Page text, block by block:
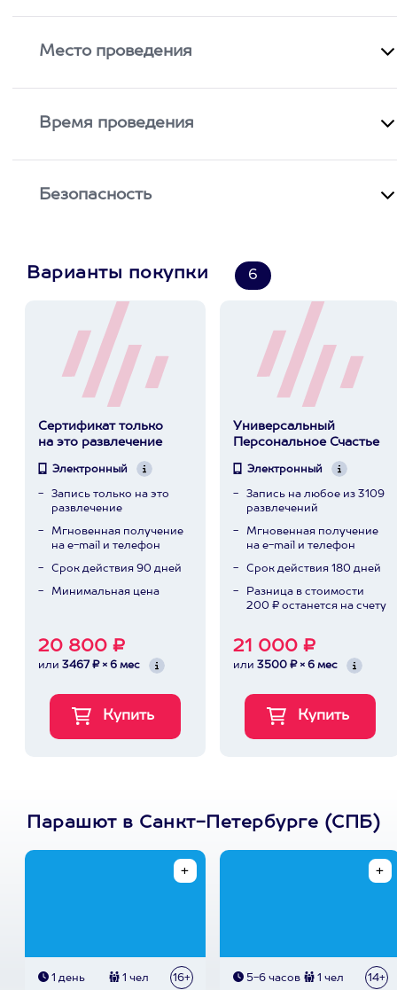
Место проведения
Время проведения
Безопасность
Варианты покупки 6
Сертификат только
на это развлечение
Электронный
Запись только на это
развлечение
Мгновенная получение
на e-mail и телефон
Срок действия 90 дней
Минимальная цена
20 800 ₽
или 3467 ₽ × 6 мес
Универсальный
Персональное Счастье
Электронный
Запись на любое из 3109
развлечений
Мгновенная получение
на e-mail и телефон
Срок действия 180 дней
Разница в стоимости
200 ₽ останется на счету
21 000 ₽
или 3500 ₽ × 6 мес
Парашют в Санкт-Петербурге (СПБ)
1 день 1 чел 16+ 5-6 часов 1 чел 14+